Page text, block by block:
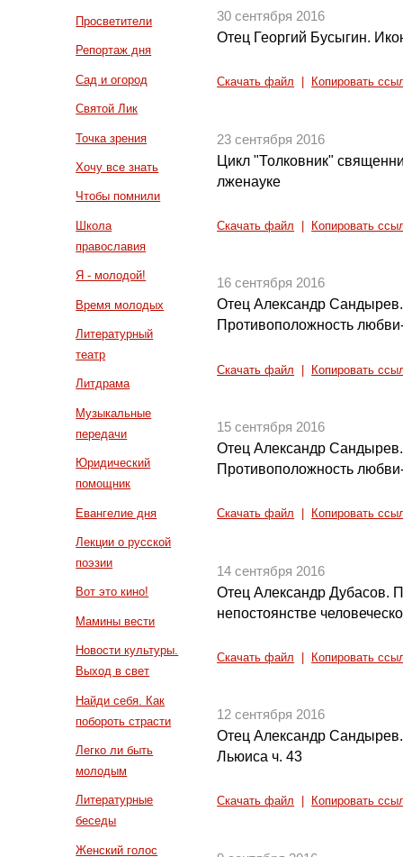
Просветители
Репортаж дня
Сад и огород
Святой Лик
Точка зрения
Хочу все знать
Чтобы помнили
Школа
православия
Я - молодой!
Время молодых
Литературный
театр
Литдрама
Музыкальные
передачи
Юридический
помощник
Евангелие дня
Лекции о русской
поэзии
Вот это кино!
Мамины вести
Новости культуры.
Выход в свет
Найди себя. Как
побороть страсти
Легко ли быть
молодым
Литературные
беседы
Женский голос
30 сентября 2016
Отец Георгий Бусыгин.
Скачать файл Копировать
23 сентября 2016
Цикл "Толковник"
лженауке
Скачать файл Копировать
16 сентября 2016
Отец Александр
Противоположность
Скачать файл Копировать
15 сентября 2016
Отец Александр
Противоположность
Скачать файл Копировать
14 сентября 2016
Отец Александр Дубасов.
непостоянстве
Скачать файл Копировать
12 сентября 2016
Отец Александр
Льюиса ч. 43
Скачать файл Копировать